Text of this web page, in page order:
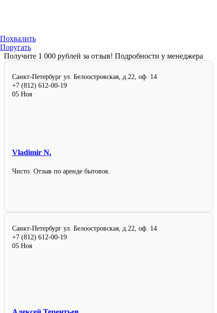
Получите 1 000 рублей за отзыв! Подробности у менеджера
Санкт-Петербург ул. Белоостровская, д.22, оф. 14
+7 (812) 612-00-19
05 Ноя
Vladimir N.
Чисто. Отзыв по аренде бытовок.
Санкт-Петербург ул. Белоостровская, д.22, оф. 14
+7 (812) 612-00-19
05 Ноя